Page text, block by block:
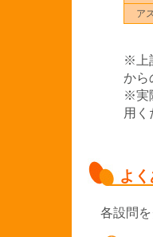
ア
※上
から
※実
用く
よ
各設問